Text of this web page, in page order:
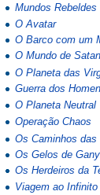
Mundos Rebeldes
O Avatar
O Barco com um
O Mundo de
O Planeta das
Guerra dos
O Planeta Neutral
Operação Chaos
Os Caminhos das
Os Gelos de
Os Herdeiros da
Viagem ao Infinito